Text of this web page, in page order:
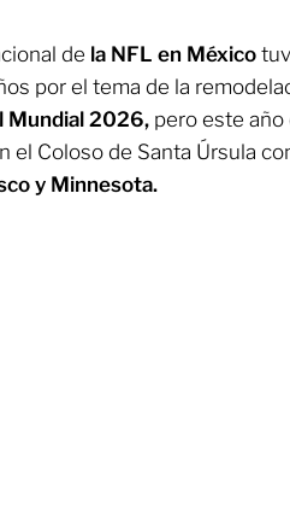
de la NFL en México
por el tema de la
Mundial 2026, pero este
el Coloso de Santa Úrsula
y Minnesota.